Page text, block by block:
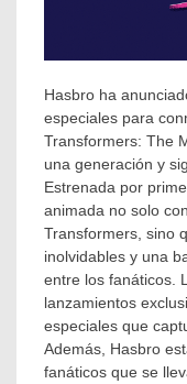
Hasbro ha
especiales para
Transformers: The
una generación y
Estrenada por
animada no solo
Transformers, sino
inolvidables y una
entre los fanáticos.
lanzamientos
especiales que
Además, Hasbro
fanáticos que se